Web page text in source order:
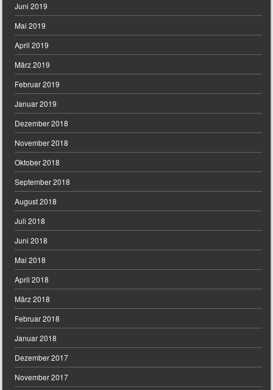
Juni 2019
Mai 2019
April 2019
März 2019
Februar 2019
Januar 2019
Dezember 2018
November 2018
Oktober 2018
September 2018
August 2018
Juli 2018
Juni 2018
Mai 2018
April 2018
März 2018
Februar 2018
Januar 2018
Dezember 2017
November 2017